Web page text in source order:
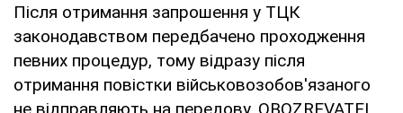
Після отримання запрошення у ТЦК
законодавством передбачено проходження
певних процедур, тому відразу після
отримання повістки військовозобов'язаного
не відправляють на передову. OBOZREVATEL